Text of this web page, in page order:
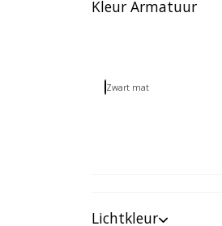
Kleur Armatuur
Zwart mat
Lichtkleur